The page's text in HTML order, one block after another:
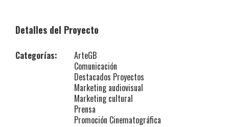
Detalles del Proyecto
Categorías:
ArteGB
Comunicación
Destacados Proyectos
Marketing audiovisual
Marketing cultural
Prensa
Promoción Cinematográfica